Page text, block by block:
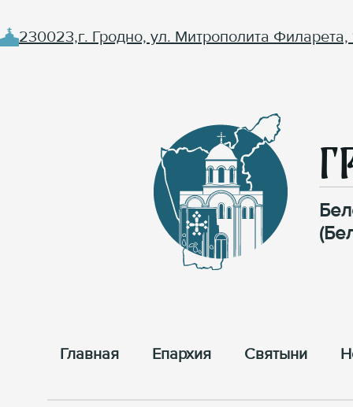
230023,г. Гродно, ул. Митрополита Филарета,
Главная Епархия Cвятыни